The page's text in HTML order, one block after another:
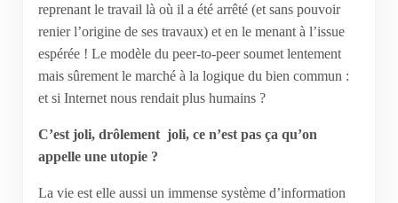
reprenant le travail là où il a été arrêté (et sans pouvoir
renier l’origine de ses travaux) et en le menant à l’issue
espérée ! Le modèle du peer-to-peer soumet lentement
mais sûrement le marché à la logique du bien commun :
et si Internet nous rendait plus humains ?
C’est joli, drôlement joli, ce n’est pas ça qu’on
appelle une utopie ?
La vie est elle aussi un immense système d’information